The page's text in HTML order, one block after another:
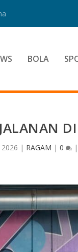
BOLA
2026 | RAGAM | 0 |